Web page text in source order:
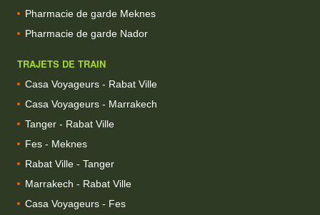
Pharmacie de garde Meknes
Pharmacie de garde Nador
TRAJETS DE TRAIN
Casa Voyageurs - Rabat Ville
Casa Voyageurs - Marrakech
Tanger - Rabat Ville
Fes - Meknes
Rabat Ville - Tanger
Marrakech - Rabat Ville
Casa Voyageurs - Fes